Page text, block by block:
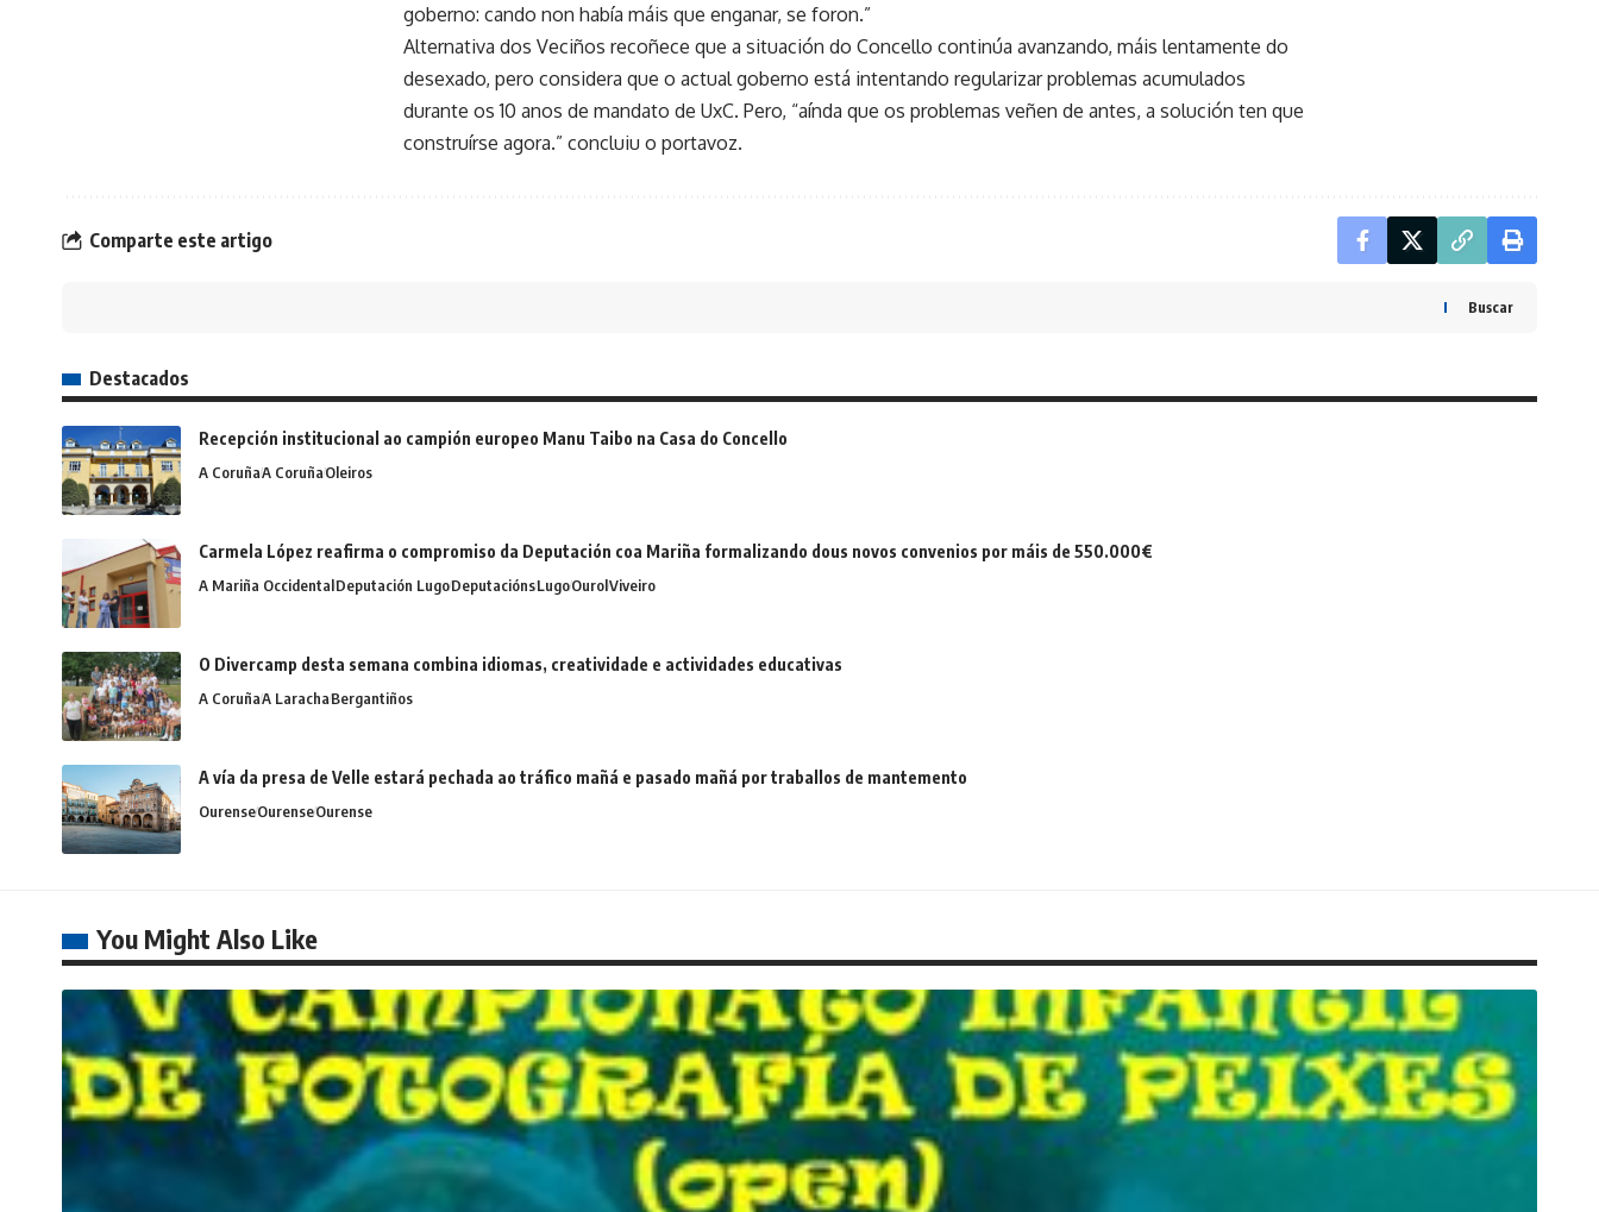
goberno: cando non había máis que enganar, se foron.”
Alternativa dos Veciños recoñece que a situación do Concello continúa avanzando, máis lentamente do
desexado, pero considera que o actual goberno está intentando regularizar problemas acumulados
durante os 10 anos de mandato de UxC. Pero, “aínda que os problemas veñen de antes, a solución ten que
construírse agora.” concluiu o portavoz.
Comparte este artigo
Buscar
Destacados
Recepción institucional ao campión europeo Manu Taibo na Casa do Concello
A CoruñaA CoruñaOleiros
Carmela López reafirma o compromiso da Deputación coa Mariña formalizando dous novos convenios por máis de 550.000€
A Mariña OccidentalDeputación LugoDeputaciónsLugoOurolViveiro
O Divercamp desta semana combina idiomas, creatividade e actividades educativas
A CoruñaA LarachaBergantiños
A vía da presa de Velle estará pechada ao tráfico mañá e pasado mañá por traballos de mantemento
OurenseOurenseOurense
You Might Also Like